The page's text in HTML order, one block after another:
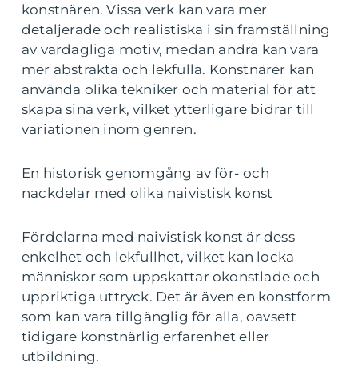
konstnären. Vissa verk kan vara mer
detaljerade och realistiska i sin framställning
av vardagliga motiv, medan andra kan vara
mer abstrakta och lekfulla. Konstnärer kan
använda olika tekniker och material för att
skapa sina verk, vilket ytterligare bidrar till
variationen inom genren.
En historisk genomgång av för- och
nackdelar med olika naivistisk konst
Fördelarna med naivistisk konst är dess
enkelhet och lekfullhet, vilket kan locka
människor som uppskattar okonstlade och
uppriktiga uttryck. Det är även en konstform
som kan vara tillgänglig för alla, oavsett
tidigare konstnärlig erfarenhet eller
utbildning.